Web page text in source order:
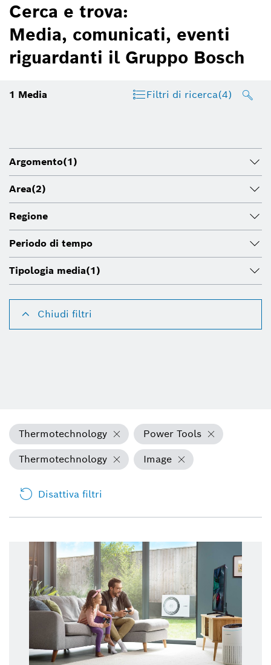
Cerca e trova:
Media, comunicati, eventi
riguardanti il Gruppo Bosch
1 Media Filtri di ricerca(4)
Argomento(1)
Area(2)
Regione
Periodo di tempo
Tipologia media(1)
Chiudi filtri
Thermotechnology
Power Tools
Thermotechnology
Image
Disattiva filtri